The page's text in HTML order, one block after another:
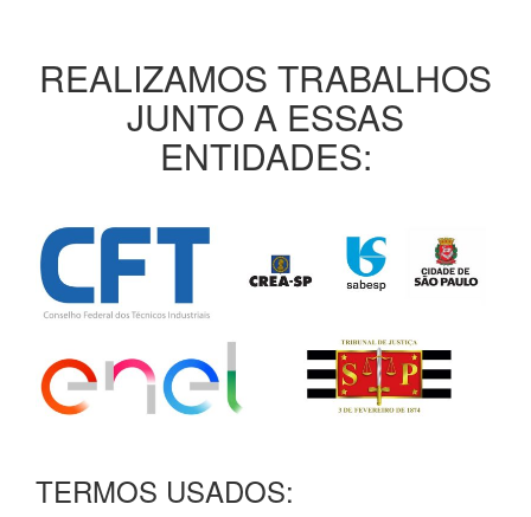
REALIZAMOS TRABALHOS
JUNTO A ESSAS
ENTIDADES:
TERMOS USADOS: